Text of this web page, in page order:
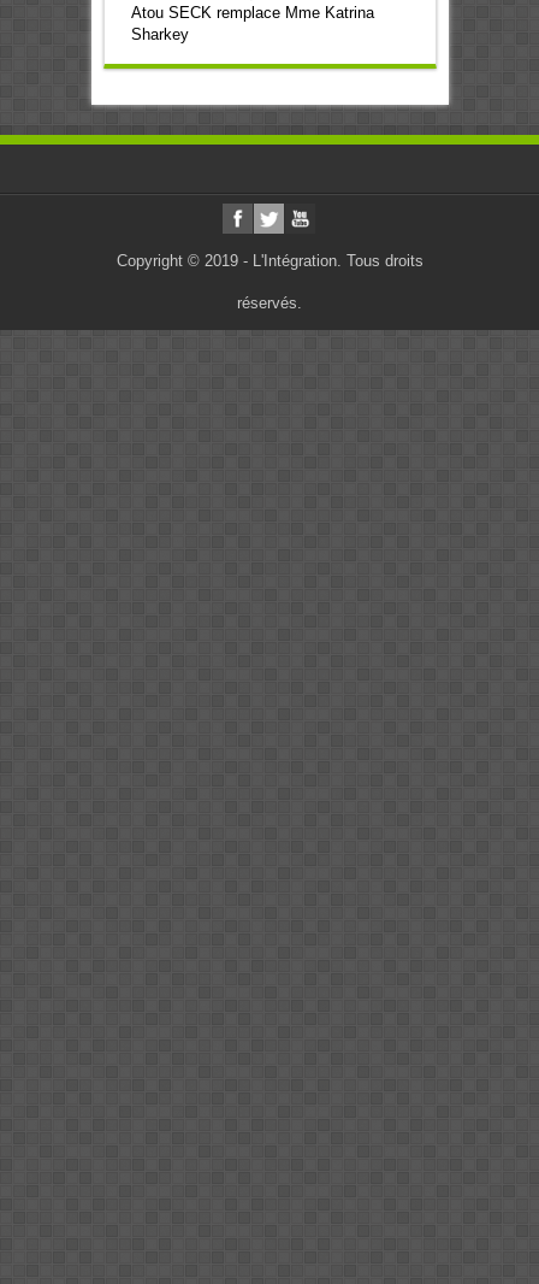
Atou SECK remplace Mme Katrina
Sharkey
Copyright © 2019 - L'Intégration. Tous droits
réservés.